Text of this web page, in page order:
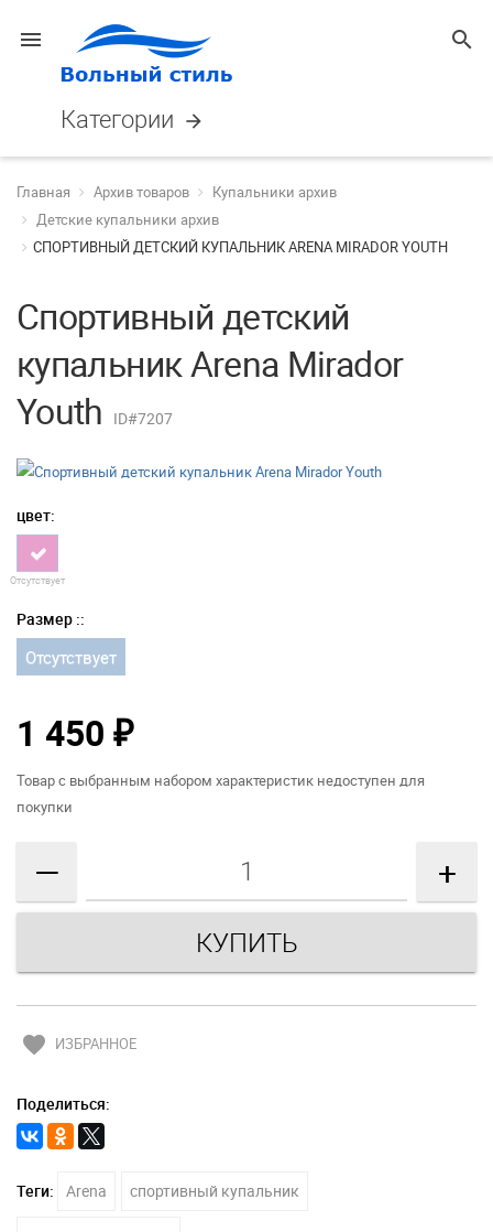
menu search
Категории arrow_forward
Главная Архив товаров
Купальники архив
Детские купальники архив
СПОРТИВНЫЙ ДЕТСКИЙ КУПАЛЬНИК ARENA MIRADOR YOUTH
Спортивный детский
купальник Arena Mirador
Youth
ID#7207
цвет:
Отсутствует
Размер ::
Отсутствует
1 450 ₽
Товар с выбранным набором характеристик недоступен для
покупки
— +
favorite ИЗБРАННОЕ
Поделиться:
Теги: Arena спортивный купальник